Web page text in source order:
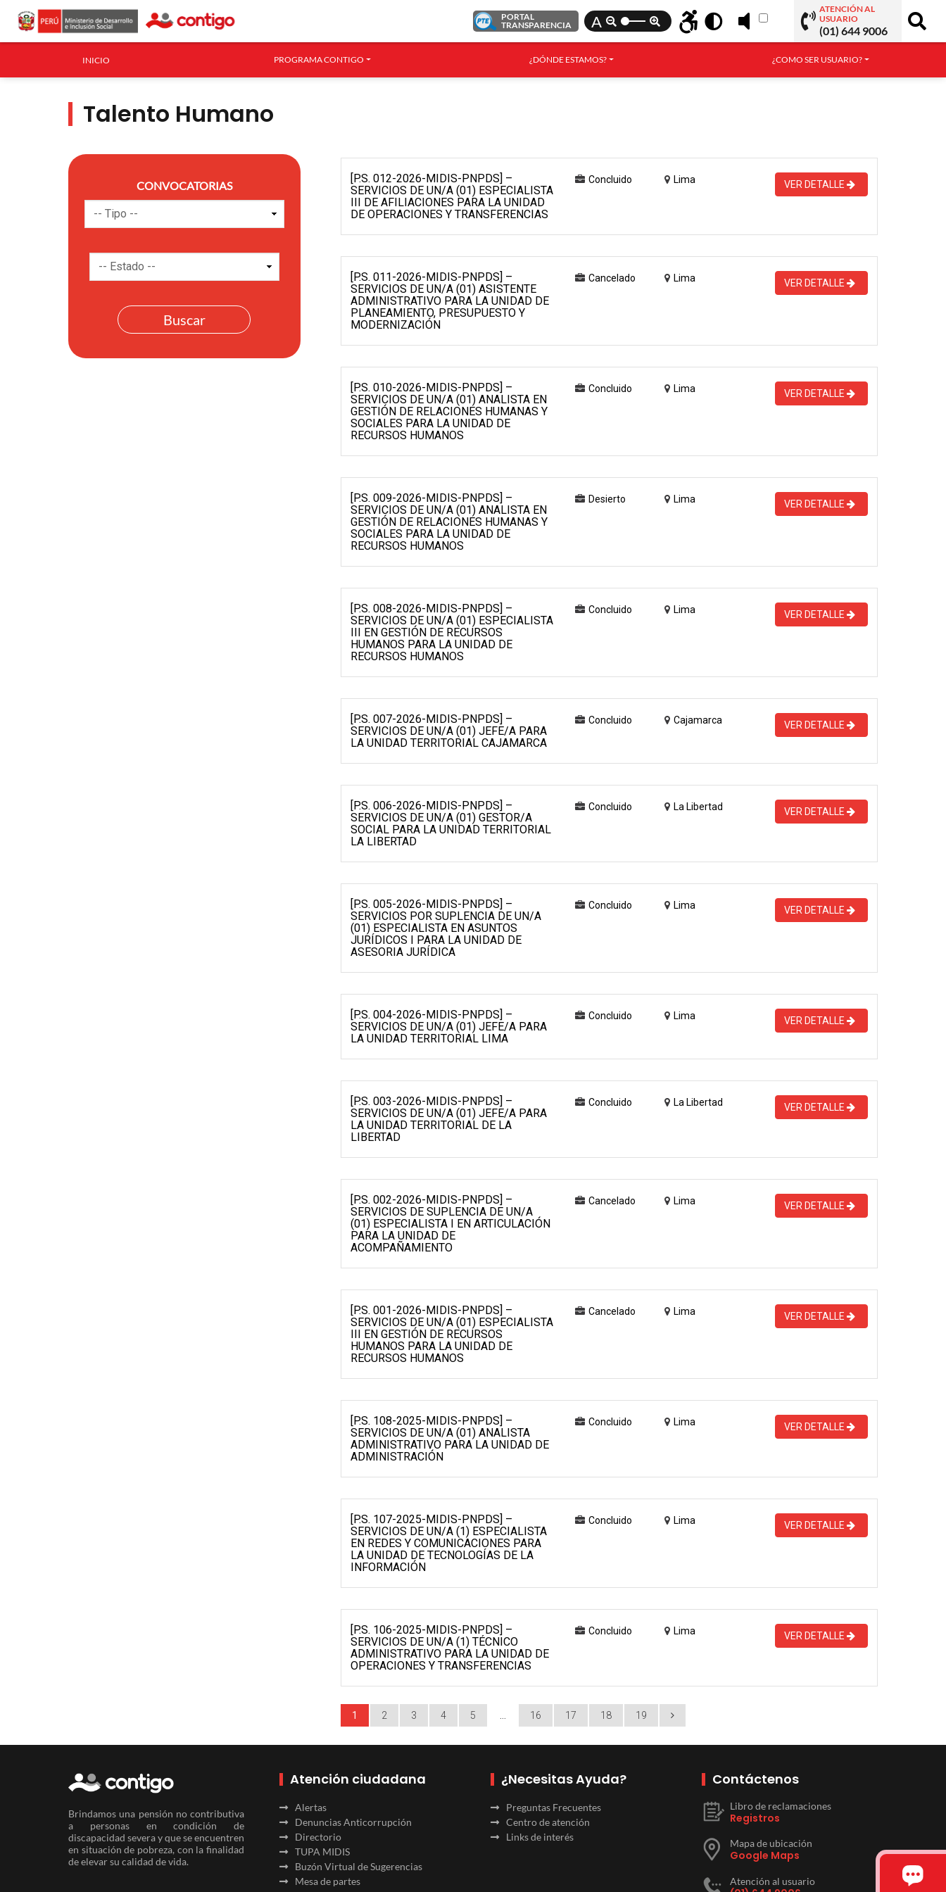
PORTAL
TRANSPARENCIA
A
ATENCIÓN AL
USUARIO
(01) 644 9006
INICIO PROGRAMA CONTIGO ¿DÓNDE ESTAMOS? ¿COMO SER USUARIO?
Talento Humano
CONVOCATORIAS
[P.S. 012-2026-MIDIS-PNPDS] –
SERVICIOS DE UN/A (01) ESPECIALISTA
III DE AFILIACIONES PARA LA UNIDAD
DE OPERACIONES Y TRANSFERENCIAS
Concluido Lima VER DETALLE
[P.S. 011-2026-MIDIS-PNPDS] –
SERVICIOS DE UN/A (01) ASISTENTE
ADMINISTRATIVO PARA LA UNIDAD DE
PLANEAMIENTO, PRESUPUESTO Y
MODERNIZACIÓN
Cancelado Lima VER DETALLE
[P.S. 010-2026-MIDIS-PNPDS] –
SERVICIOS DE UN/A (01) ANALISTA EN
GESTIÓN DE RELACIONES HUMANAS Y
SOCIALES PARA LA UNIDAD DE
RECURSOS HUMANOS
Concluido Lima VER DETALLE
[P.S. 009-2026-MIDIS-PNPDS] –
SERVICIOS DE UN/A (01) ANALISTA EN
GESTIÓN DE RELACIONES HUMANAS Y
SOCIALES PARA LA UNIDAD DE
RECURSOS HUMANOS
Desierto Lima VER DETALLE
[P.S. 008-2026-MIDIS-PNPDS] –
SERVICIOS DE UN/A (01) ESPECIALISTA
III EN GESTIÓN DE RECURSOS
HUMANOS PARA LA UNIDAD DE
RECURSOS HUMANOS
Concluido Lima VER DETALLE
[P.S. 007-2026-MIDIS-PNPDS] –
SERVICIOS DE UN/A (01) JEFE/A PARA
LA UNIDAD TERRITORIAL CAJAMARCA
Concluido Cajamarca VER DETALLE
[P.S. 006-2026-MIDIS-PNPDS] –
SERVICIOS DE UN/A (01) GESTOR/A
SOCIAL PARA LA UNIDAD TERRITORIAL
LA LIBERTAD
Concluido La Libertad VER DETALLE
[P.S. 005-2026-MIDIS-PNPDS] –
SERVICIOS POR SUPLENCIA DE UN/A
(01) ESPECIALISTA EN ASUNTOS
JURÍDICOS I PARA LA UNIDAD DE
ASESORIA JURÍDICA
Concluido Lima VER DETALLE
[P.S. 004-2026-MIDIS-PNPDS] –
SERVICIOS DE UN/A (01) JEFE/A PARA
LA UNIDAD TERRITORIAL LIMA
Concluido Lima VER DETALLE
[P.S. 003-2026-MIDIS-PNPDS] –
SERVICIOS DE UN/A (01) JEFE/A PARA
LA UNIDAD TERRITORIAL DE LA
LIBERTAD
Concluido La Libertad VER DETALLE
[P.S. 002-2026-MIDIS-PNPDS] –
SERVICIOS DE SUPLENCIA DE UN/A
(01) ESPECIALISTA I EN ARTICULACIÓN
PARA LA UNIDAD DE
ACOMPAÑAMIENTO
Cancelado Lima VER DETALLE
[P.S. 001-2026-MIDIS-PNPDS] –
SERVICIOS DE UN/A (01) ESPECIALISTA
III EN GESTIÓN DE RECURSOS
HUMANOS PARA LA UNIDAD DE
RECURSOS HUMANOS
Cancelado Lima VER DETALLE
[P.S. 108-2025-MIDIS-PNPDS] –
SERVICIOS DE UN/A (01) ANALISTA
ADMINISTRATIVO PARA LA UNIDAD DE
ADMINISTRACIÓN
Concluido Lima VER DETALLE
[P.S. 107-2025-MIDIS-PNPDS] –
SERVICIOS DE UN/A (1) ESPECIALISTA
EN REDES Y COMUNICACIONES PARA
LA UNIDAD DE TECNOLOGÍAS DE LA
INFORMACIÓN
Concluido Lima VER DETALLE
[P.S. 106-2025-MIDIS-PNPDS] –
SERVICIOS DE UN/A (1) TÉCNICO
ADMINISTRATIVO PARA LA UNIDAD DE
OPERACIONES Y TRANSFERENCIAS
Concluido Lima VER DETALLE
1 2 3 4 5 16 17 18 19
Brindamos una pensión no contributiva
a personas en condición de
discapacidad severa y que se encuentren
en situación de pobreza, con la finalidad
de elevar su calidad de vida.
Atención ciudadana
Alertas
Denuncias Anticorrupción
Directorio
TUPA MIDIS
Buzón Virtual de Sugerencias
Mesa de partes
¿Necesitas Ayuda?
Preguntas Frecuentes
Centro de atención
Links de interés
Contáctenos
Libro de reclamaciones
Registros
Mapa de ubicación
Google Maps
Atención al usuario